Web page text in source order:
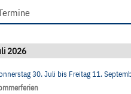
2026
30. Juli bis Freitag 11.